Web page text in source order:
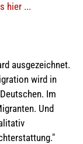
hier ...
ausgezeichnet.
wird in
Im
Und